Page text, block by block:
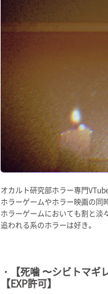
オカルト研究部ホラー専門
ホラーゲームやホラー映画の同
ホラーゲームにおいても割と淡
追われる系のホラーは好き。
・【死噛 〜シビトマギ
【EXP許可】